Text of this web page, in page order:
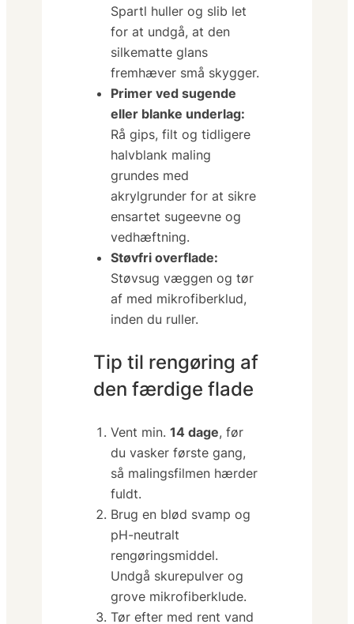
Spartl huller og slib let
for at undgå, at den
silkematte glans
fremhæver små skygger.
Primer ved sugende
eller blanke underlag:
Rå gips, filt og tidligere
halvblank maling
grundes med
akrylgrunder for at sikre
ensartet sugeevne og
vedhæftning.
Støvfri overflade:
Støvsug væggen og tør
af med mikrofiberklud,
inden du ruller.
Tip til rengøring af
den færdige flade
Vent min.14 dage, før
du vasker første gang,
så malingsfilmen hærder
fuldt.
Brug en blød svamp og
pH-neutralt
rengøringsmiddel.
Undgå skurepulver og
grove mikrofiberklude.
Tør efter med rent vand